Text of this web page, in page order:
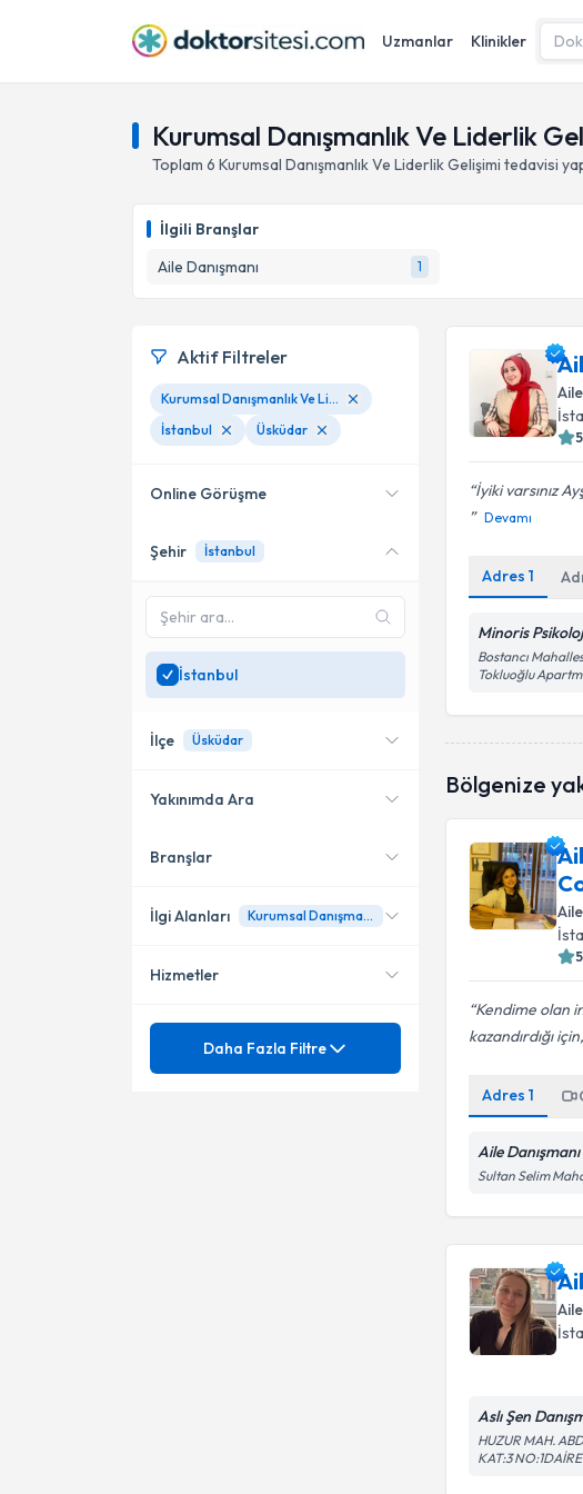
Uzmanlar Klinikler
Kurumsal Danışmanlık Ve Liderlik
Toplam 6 Kurumsal Danışmanlık Ve Liderlik Gelişimi tedavisi
İlgili Branşlar
Aile Danışmanı
1
5
İyiki varsınız
Devamı
Adres1
Minoris
Bostancı
Tokluoğlu
Bölgenize
5
Kendime olan
kazandırdığı
Adres1
Aile
Sultan Selim
Aslı Şen
HUZUR MAH.
KAT:3
Aktif Filtreler
Kurumsal Danışmanlık Ve Liderlik Gelişimi
İstanbul
Üsküdar
Online Görüşme
Online danışmanlık sunan
Sadeceİstanbul
uzman ara
Şehir İstanbul
İstanbul
İlçe Üsküdar
Kadıköy
Kağıthane
Yakınımda Ara
Konumuma yakın uzmanları
Branşlar
Aile Danışmanı
İlgi Alanları Kurumsal Danışmanlık Ve Liderlik Gelişimi
Acı ile başa çıkmak
Hizmetler
Mezuniyet
Daha Fazla Filtre